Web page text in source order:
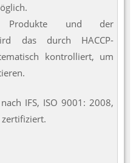
und der
das durch HACCP-
kontrolliert, um
IFS, ISO 9001: 2008,